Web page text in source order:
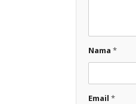
Nama *
Email *